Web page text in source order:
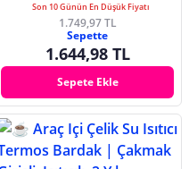
Son 10 Günün En Düşük Fiyatı
1.749,97 TL
Sepette
1.644,98 TL
Sepete Ekle